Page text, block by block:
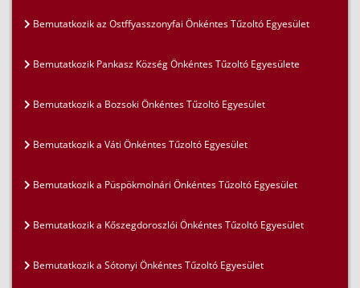
Bemutatkozik az Ostffyasszonyfai Önkéntes Tűzoltó Egyesület
Bemutatkozik Pankasz Község Önkéntes Tűzoltó Egyesülete
Bemutatkozik a Bozsoki Önkéntes Tűzoltó Egyesület
Bemutatkozik a Váti Önkéntes Tűzoltó Egyesület
Bemutatkozik a Püspökmolnári Önkéntes Tűzoltó Egyesület
Bemutatkozik a Kőszegdoroszlói Önkéntes Tűzoltó Egyesület
Bemutatkozik a Sótonyi Önkéntes Tűzoltó Egyesület